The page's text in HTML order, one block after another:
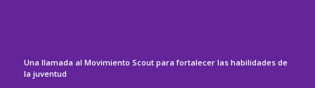
Una llamada al Movimiento Scout para fortalecer las habilidades de
la juventud